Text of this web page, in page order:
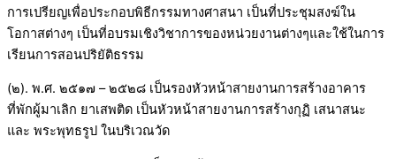
การเปรียญเพื่อประกอบพิธีกรรมทางศาสนา เป็นที่ประชุมสงฆ์ใน
โอกาสต่างๆ เป็นที่อบรมเชิงวิชาการของหน่วยงานต่างๆและใช้ในการ
เรียนการสอนปริยัติธรรม
(๒). พ.ศ. ๒๕๑๗ – ๒๕๒๘ เป็นรองหัวหน้าสายงานการสร้างอาคาร
ที่พักผู้มาเลิก ยาเสพติด เป็นหัวหน้าสายงานการสร้างกุฏิ เสนาสนะ
และ พระพุทธรูป ในบริเวณวัด